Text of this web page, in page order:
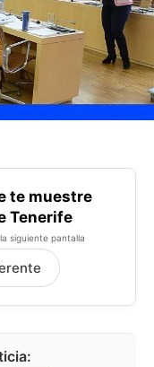
te muestre
Tenerife
siguiente pantalla